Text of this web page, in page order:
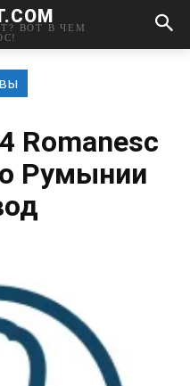
ВОТ В ЧЕМ
Romanesc
Румынии